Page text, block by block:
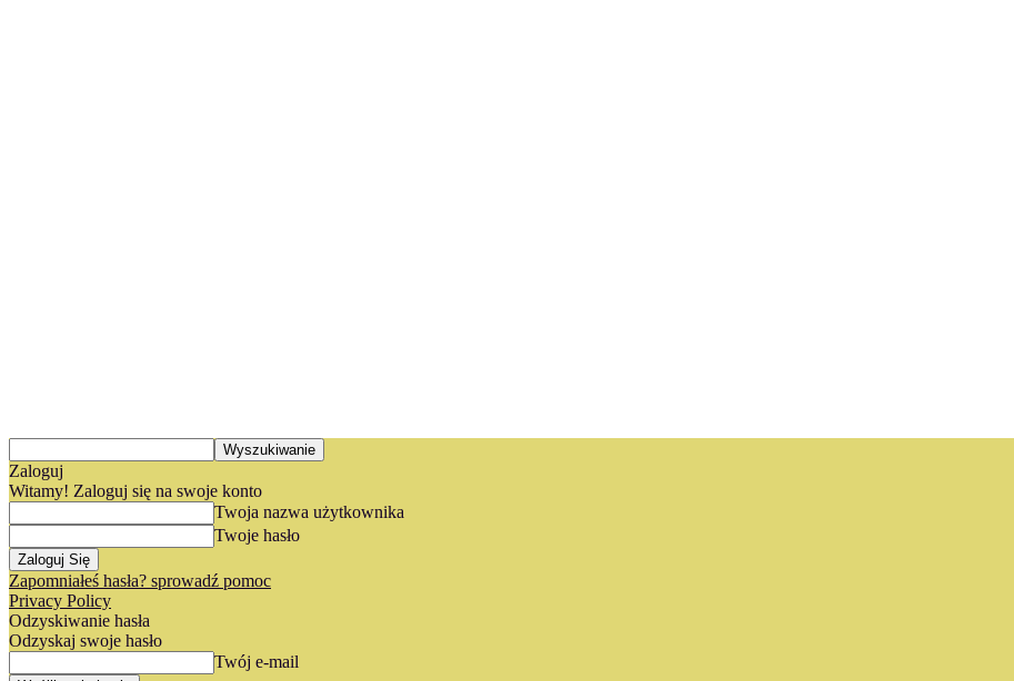
Zaloguj
Witamy! Zaloguj się na swoje konto
Twoja nazwa użytkownika
Twoje hasło
Zapomniałeś hasła? sprowadź pomoc
Privacy Policy
Odzyskiwanie hasła
Odzyskaj swoje hasło
Twój e-mail